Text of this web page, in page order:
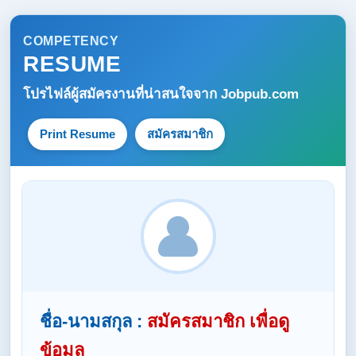
COMPETENCY
RESUME
โปรไฟล์ผู้สมัครงานที่น่าสนใจจาก Jobpub.com
Print Resume สมัครสมาชิก
ชื่อ-นามสกุล : สมัครสมาชิก เพื่อดู
ข้อมูล